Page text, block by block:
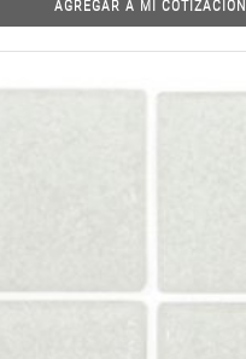
AGREGAR A MI COTIZACIÓN